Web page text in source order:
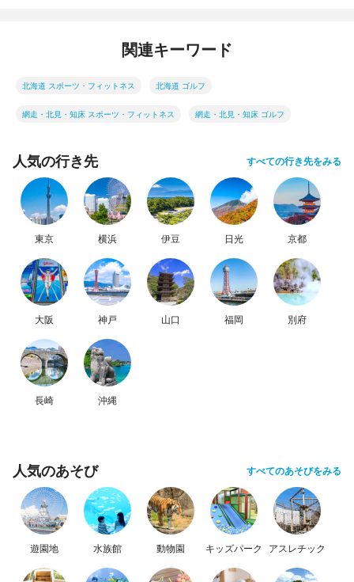
関連キーワード
北海道 スポーツ・フィットネス 北海道 ゴルフ
網走・北見・知床 スポーツ・フィットネス 網走・北見・知床 ゴルフ
人気の行き先 すべての行き先をみる
東京 横浜 伊豆 日光 京都
大阪 神戸 山口 福岡 別府
長崎 沖縄
人気のあそび すべてのあそびをみる
遊園地 水族館 動物園 キッズパーク アスレチック